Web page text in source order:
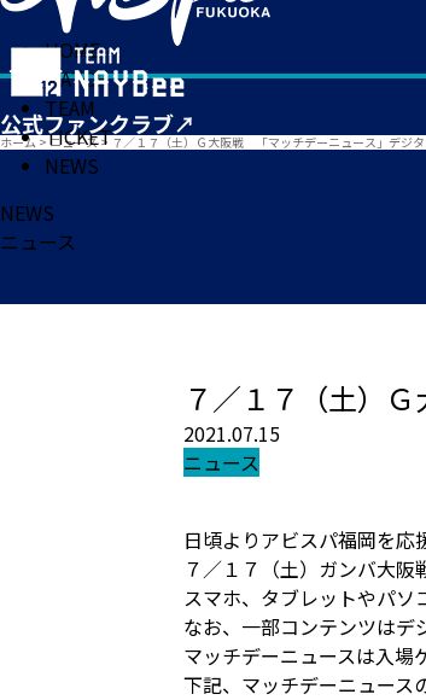
HOME
MATCH
TEAM
TICKET
NEWS
ホーム > ニュース> ７／１７（土）Ｇ大阪戦 「マッチデーニュース」デジ
NEWS
ニュース
７／１７（土）
2021.07.15
ニュース
日頃よりアビスパ福岡を応
７／１７（土）ガンバ大阪
スマホ、タブレットやパソ
なお、一部コンテンツはデ
マッチデーニュースは入場
下記、マッチデーニュース